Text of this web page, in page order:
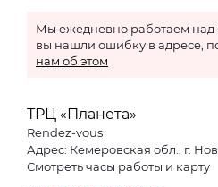
Мы ежедневно работаем над
вы нашли ошибку в адресе,
нам об этом
ТРЦ «Планета»
Rendez-vous
Адрес: Кемеровская обл., г.
Смотреть часы работы и карту